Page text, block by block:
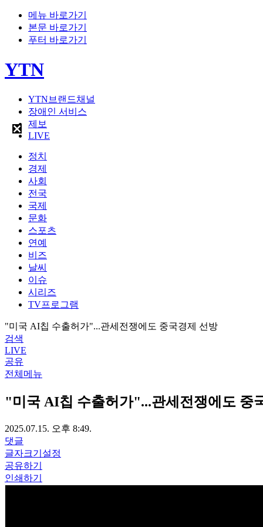
메뉴 바로가기
본문 바로가기
푸터 바로가기
YTN
YTN브랜드채널
장애인 서비스
제보
LIVE
정치
경제
사회
전국
국제
문화
스포츠
연예
비즈
날씨
이슈
시리즈
TV프로그램
"미국 AI칩 수출허가"...관세전쟁에도 중국경제 선방
검색
LIVE
공유
전체메뉴
"미국 AI칩 수출허가"...관세전쟁에도 중
2025.07.15. 오후 8:49.
댓글
글자크기설정
공유하기
인쇄하기